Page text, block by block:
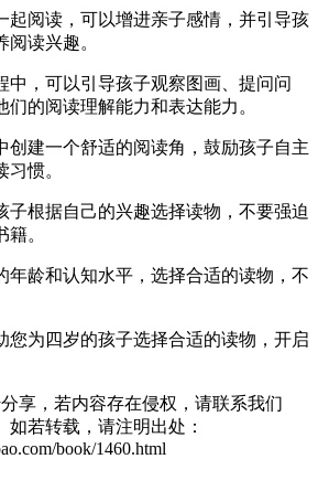
起阅读，可以增进亲子感情，并引导孩
读兴趣。
中，可以引导孩子观察图画、提问问
的阅读理解能力和表达能力。
创建一个舒适的阅读角，鼓励孩子自主
惯。
子根据自己的兴趣选择读物，不要强迫
。
年龄和认知水平，选择合适的读物，不
您为四岁的孩子选择合适的读物，开启
享，若内容存在侵权，请联系我们
如若转载，请注明出处：
book/1460.html